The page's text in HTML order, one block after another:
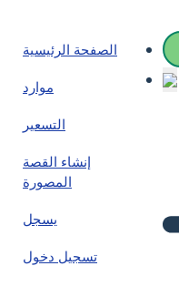
الصفحة الرئيسية
موارد
التسعير
إنشاء القصة
المصورة
يسجل
تسجيل دخول